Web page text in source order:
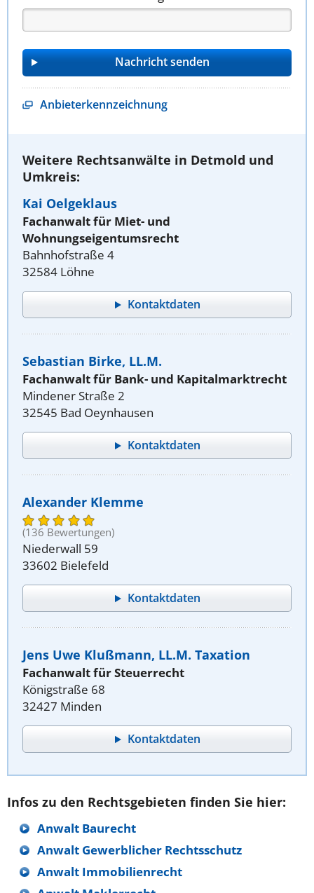
Anbieterkennzeichnung
Weitere Rechtsanwälte in Detmold und
Umkreis:
Kai Oelgeklaus
Fachanwalt für Miet- und
Wohnungseigentumsrecht
Bahnhofstraße 4
32584 Löhne
Kontaktdaten
Sebastian Birke, LL.M.
Fachanwalt für Bank- und Kapitalmarktrecht
Mindener Straße 2
32545 Bad Oeynhausen
Kontaktdaten
Alexander Klemme
(136 Bewertungen)
Niederwall 59
33602 Bielefeld
Kontaktdaten
Jens Uwe Klußmann, LL.M. Taxation
Fachanwalt für Steuerrecht
Königstraße 68
32427 Minden
Kontaktdaten
Infos zu den Rechtsgebieten finden Sie hier:
Anwalt Baurecht
Anwalt Gewerblicher Rechtsschutz
Anwalt Immobilienrecht